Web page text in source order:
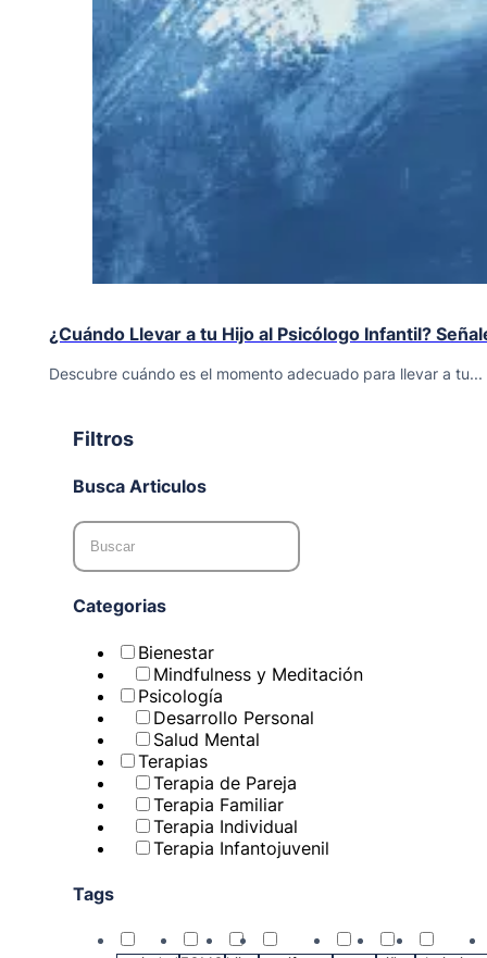
¿Cuándo Llevar a tu Hijo al Psicólogo Infantil?
Descubre cuándo es el momento adecuado para llevar a tu...
Filtros
Busca Articulos
Categorias
Bienestar
Mindfulness y Meditación
Psicología
Desarrollo Personal
Salud Mental
Terapias
Terapia de Pareja
Terapia Familiar
Terapia Individual
Terapia Infantojuvenil
Tags